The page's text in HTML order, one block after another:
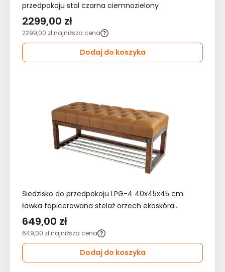
przedpokoju stal czarna ciemnozielony
2299,00 zł
2299,00 zł najniższa cena
Dodaj do koszyka
Siedzisko do przedpokoju LPG-4 40x45x45 cm
ławka tapicerowana stelaż orzech ekoskóra
cappucino
649,00 zł
649,00 zł najniższa cena
Dodaj do koszyka